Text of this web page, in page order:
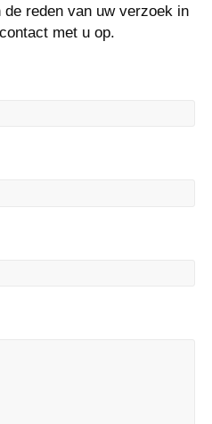
reden van uw verzoek in
met u op.